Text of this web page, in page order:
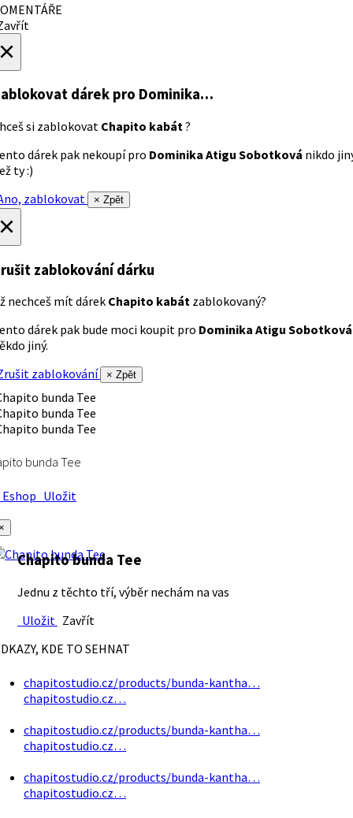
dárek pro Dominika…
si zablokovat Chapito kabát ?
dárek pak nekoupí pro Dominika Atigu Sobotková nikdo
ty :)
zablokovat
× Zpět
zablokování dárku
nechceš mít dárek Chapito kabát zablokovaný?
dárek pak bude moci koupit pro Dominika Atigu Sobotková
jiný.
zablokování
× Zpět
bunda Tee
Uložit
Chapito bunda Tee
Jednu z těchto tří, výběr nechám na vas
Uložit Zavřít
KDE TO SEHNAT
chapitostudio.cz/products/bunda-kantha…
chapitostudio.cz…
chapitostudio.cz/products/bunda-kantha…
chapitostudio.cz…
chapitostudio.cz/products/bunda-kantha…
chapitostudio.cz…